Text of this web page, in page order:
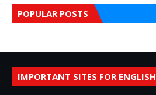
POPULAR POSTS
IMPORTANT SITES FOR ENGLISH